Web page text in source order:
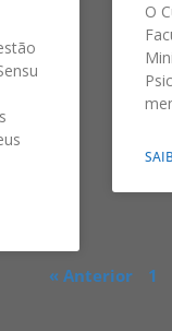
O
« Anterior 1